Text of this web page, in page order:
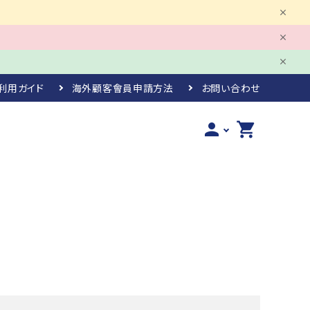
用ガイド 海外顧客會員申請方法 お問い合わせ
person shopping_cart